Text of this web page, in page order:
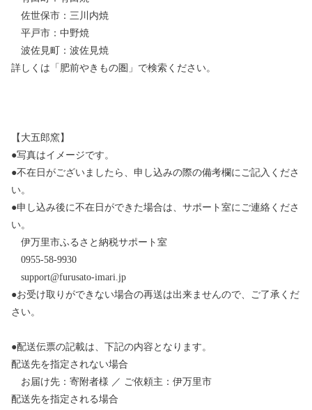
佐世保市：三川内焼
平戸市：中野焼
波佐見町：波佐見焼
詳しくは「肥前やきもの圏」で検索ください。
【大五郎窯】
●写真はイメージです。
●不在日がございましたら、申し込みの際の備考欄にご記入くださ
い。
●申し込み後に不在日ができた場合は、サポート室にご連絡くださ
い。
伊万里市ふるさと納税サポート室
0955-58-9930
support@furusato-imari.jp
●お受け取りができない場合の再送は出来ませんので、ご了承くだ
さい。
●配送伝票の記載は、下記の内容となります。
配送先を指定されない場合
お届け先：寄附者様 ／ ご依頼主：伊万里市
配送先を指定される場合